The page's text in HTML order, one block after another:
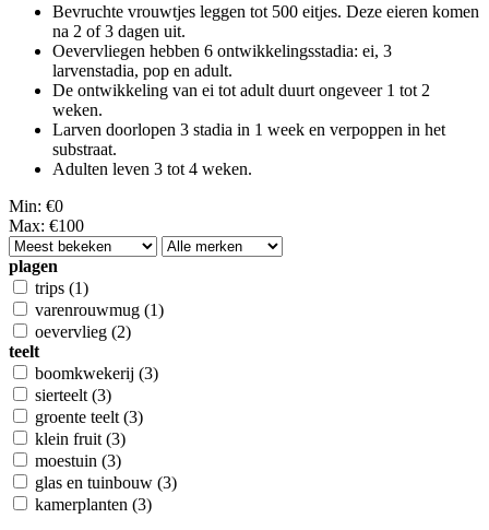
Bevruchte vrouwtjes leggen tot 500 eitjes. Deze eieren komen
na 2 of 3 dagen uit.
Oevervliegen hebben 6 ontwikkelingsstadia: ei, 3
larvenstadia, pop en adult.
De ontwikkeling van ei tot adult duurt ongeveer 1 tot 2
weken.
Larven doorlopen 3 stadia in 1 week en verpoppen in het
substraat.
Adulten leven 3 tot 4 weken.
Min: €0
Max: €100
plagen
trips (1)
varenrouwmug (1)
oevervlieg (2)
teelt
boomkwekerij (3)
sierteelt (3)
groente teelt (3)
klein fruit (3)
moestuin (3)
glas en tuinbouw (3)
kamerplanten (3)